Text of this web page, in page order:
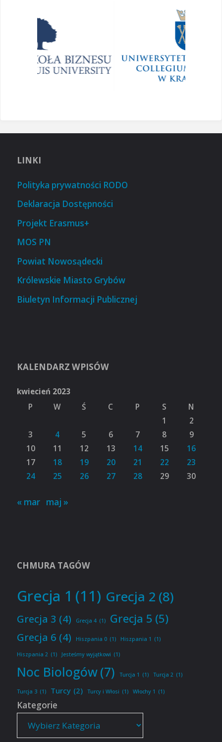
LINKI
Polityka prywatności RODO
Deklaracja Dostępności
Projekt Erasmus+
MOS PN
Powiat Nowosądecki
Królewskie Miasto Grybów
Biuletyn Informacji Publicznej
KALENDARZ WPISÓW
kwiecień 2023
P
W Ś C P S
N
1
2
3
4 5 6 7 8
9
10
11 12 13 14 15
16
17
18 19 20 21 22
23
24
25 26 27 28 29 30
« mar maj »
CHMURA TAGÓW
Grecja 1 (11) Grecja 2 (8)
Grecja 3 (4) Grecja 4 (1) Grecja 5 (5)
Grecja 6 (4) Hiszpania 0 (1) Hiszpania 1 (1)
Hiszpania 2 (1) Jesteśmy wyjątkowi (1)
Noc Biologów(7) Turcja 1 (1) Turcja 2 (1)
Turcja 3 (1) Turcy (2) Turcy i Włosi (1) Włochy 1 (1)
Kategorie